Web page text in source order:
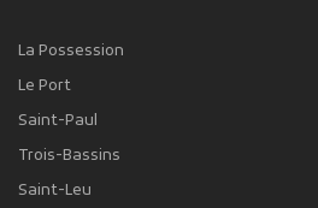
La Possession
Le Port
Saint-Paul
Trois-Bassins
Saint-Leu